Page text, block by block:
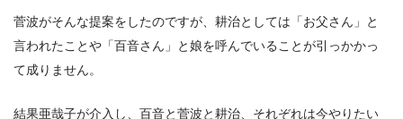
菅波がそんな提案をしたのですが、耕治としては「お父さん」と
言われたことや「百音さん」と娘を呼んでいることが引っかかっ
て成りません。
結果亜哉子が介入し、百音と菅波と耕治、それぞれは今やりたい